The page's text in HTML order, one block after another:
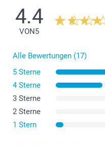
4.4
VON5
Alle Bewertungen (17)
5 Sterne
4 Sterne
3 Sterne
2 Sterne
1 Stern